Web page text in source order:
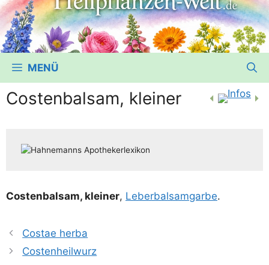
MENÜ
Costenbalsam, kleiner
Cos­ten­bal­sam, klei­ner, Leber­bal­sam­gar­be.
Costae herba
Costenheilwurz